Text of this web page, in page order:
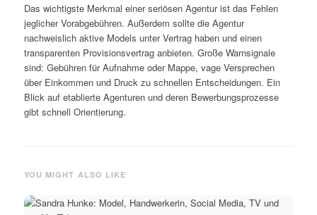
Das wichtigste Merkmal einer seriösen Agentur ist das Fehlen
jeglicher Vorabgebühren. Außerdem sollte die Agentur
nachweislich aktive Models unter Vertrag haben und einen
transparenten Provisionsvertrag anbieten. Große Warnsignale
sind: Gebühren für Aufnahme oder Mappe, vage Versprechen
über Einkommen und Druck zu schnellen Entscheidungen. Ein
Blick auf etablierte Agenturen und deren Bewerbungsprozesse
gibt schnell Orientierung.
YOU MIGHT ALSO LIKE